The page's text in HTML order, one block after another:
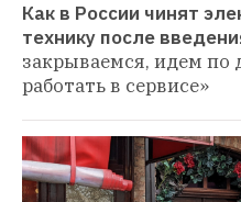
Как в России чинят
технику после
закрываемся, идем по
работать в сервисе»